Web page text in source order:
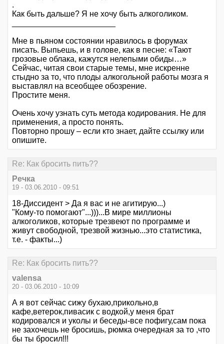
.
Как быть дальше? Я не хочу быть алкоголиком.
Мне в пьяном состоянии нравилось в форумах
писать. Выпьешь, и в голове, как в песне: «Тают
грозовые облака, кажутся нелепыми обиды…»
Сейчас, читая свои старые темы, мне искренне
стыдно за то, что плоды алкогольной работы мозга я
выставлял на всеобщее обозрение.
Простите меня.
Очень хочу узнать суть метода кодирования. Не для
применения, а просто понять.
Повторно прошу – если кто знает, дайте ссылку или
опишите.
Re: Как бросить пить??
Речка
19 - 03.06.2010 - 09:51
18-Диссидент > Да я вас и не агитирую...)
"Кому-то помогают"...)))...В мире миллионы
алкоголиков, которые трезвеют по программе и
живут свободной, трезвой жизнью...это статистика,
т.е. - факты...)
Re: Как бросить пить??
valensa
20 - 03.06.2010 - 10:09
А я вот сейчас сижу бухаю,прикольно,в
кафе,ветерок,пивасик с водкой,у меня брат
кодировался и уколы и беседы-все пофигу,сам пока
не захочешь не бросишь, рюмка очередная за то ,что
бы ты бросил!!!